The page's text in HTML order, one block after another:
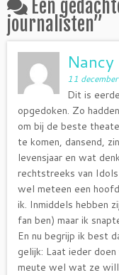
Een
journalisten”
Nancy
11
Dit is
opgedoken. Zo
om bij de beste
te komen, dansend,
levensjaar en wat
rechtstreeks van
wel meteen een
ik. Inmiddels hebben
fan ben) maar ik
En nu begrijp ik best
gelijk: Laat ieder
meute wel wat ze